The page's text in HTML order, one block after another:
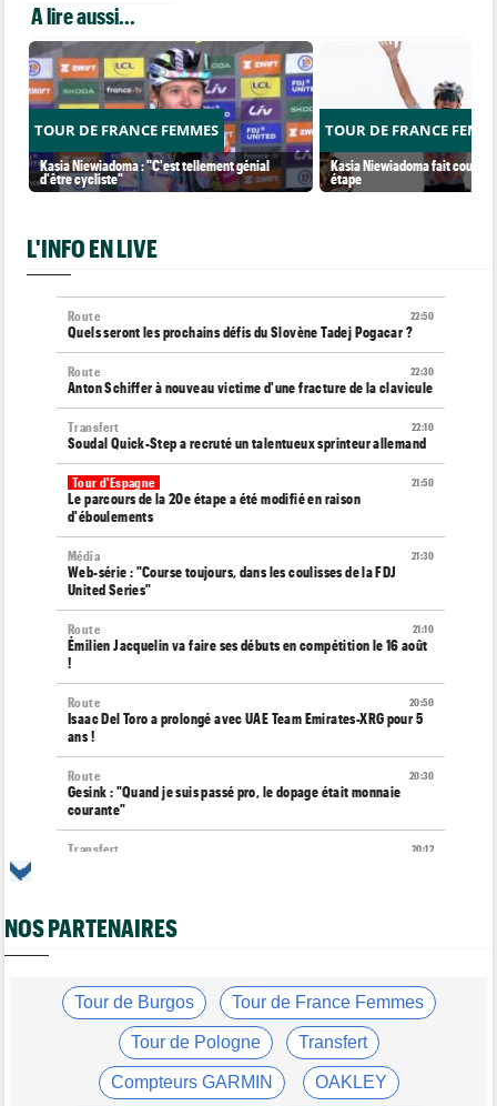
A lire aussi...
TOUR DE FRANCE FEMMES
Kasia Niewiadoma : "C'est tellement génial
d'être cycliste"
TOUR DE FRANCE
Kasia Niewiadoma fait coup
étape
L'INFO EN LIVE
22:50
Route
Quels seront les prochains défis du Slovène Tadej Pogacar ?
22:30
Route
Anton Schiffer à nouveau victime d'une fracture de la clavicule
22:10
Transfert
Soudal Quick-Step a recruté un talentueux sprinteur allemand
21:50
Tour d'Espagne
Le parcours de la 20e étape a été modifié en raison
d'éboulements
21:30
Média
Web-série : "Course toujours, dans les coulisses de la FDJ
United Series"
21:10
Route
Émilien Jacquelin va faire ses débuts en compétition le 16 août
!
20:50
Route
Isaac Del Toro a prolongé avec UAE Team Emirates-XRG pour 5
ans !
20:30
Route
Gesink : "Quand je suis passé pro, le dopage était monnaie
courante"
20:12
Transfert
Transfert
Lotto-Intermarché fait passer pro trois jeunes de sa formation
Kasia Niewiadoma : "C'est tellement génial d'être cycliste"
Tour de Burgos
Matthew Brennan : "Je me suis retrouvé un peu trop loin…"
Tour de Burgos
NOS PARTENAIRES
Tour de Burgos Tour de France Femmes
Tour de Pologne Transfert
Compteurs GARMIN OAKLEY